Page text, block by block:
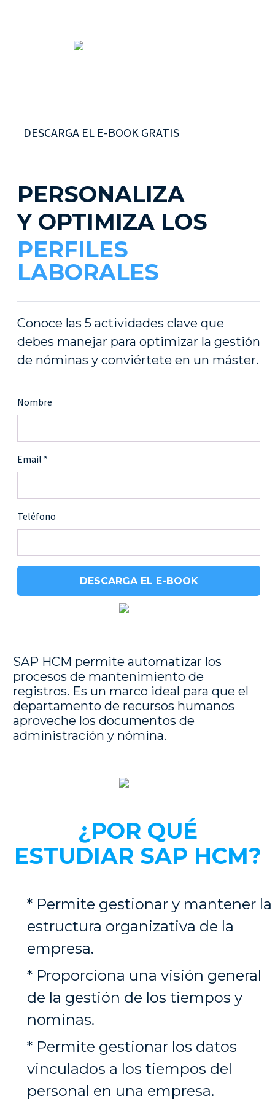
DESCARGA EL E-BOOK GRATIS
PERSONALIZA
Y OPTIMIZA LOS
PERFILES
LABORALES
Conoce las 5 actividades clave que
debes manejar para optimizar la gestión
de nóminas y conviértete en un máster.
Nombre
Email
Teléfono
DESCARGA EL E-BOOK
SAP HCM permite automatizar los
procesos de mantenimiento de
registros. Es un marco ideal para que el
departamento de recursos humanos
aproveche los documentos de
administración y nómina.
¿POR QUÉ
ESTUDIAR SAP HCM?
* Permite gestionar y mantener la
estructura organizativa de la
empresa.
* Proporciona una visión general
de la gestión de los tiempos y
nominas.
* Permite gestionar los datos
vinculados a los tiempos del
personal en una empresa.